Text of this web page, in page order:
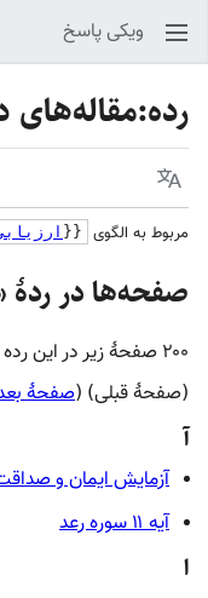
ویکی پاسخ
رده:مقاله‌های
زبان
مربوط به الگوی {{
صفحه‌ها در ردهٔ
۲۰۰ صفحۀ زیر در این رده هستند؛ این رده در کل ۲۱۲ صفحه دارد.
(صفحهٔ قبلی) (صفحهٔ
آ
آزمایش ایمان و
آیه ۱۱ سوره رعد
ا